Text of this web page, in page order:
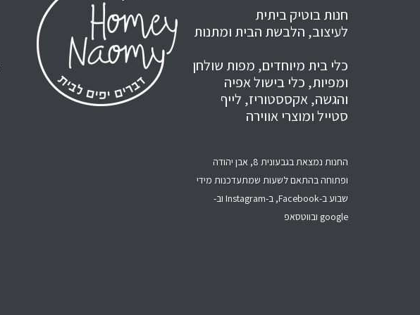
חנות בוטיק ביתית
לעיצוב, הלבשת הבית ומתנות
כלי בית מיוחדים, מפות שולחן
ומפיות, כלי בישול אפיה
והגשה, אקססטוריז, לייף
סטייל ומוצרי אווירה
החנות נמצאת בגבעונית 8, אבן יהודה
ופתוחה בהתאם לשעות שמתעדכנות מידי
שבוע ב-Facebook, ב-Instagram וב-
google ובווטסאפ